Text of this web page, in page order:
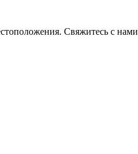
Свяжитесь с